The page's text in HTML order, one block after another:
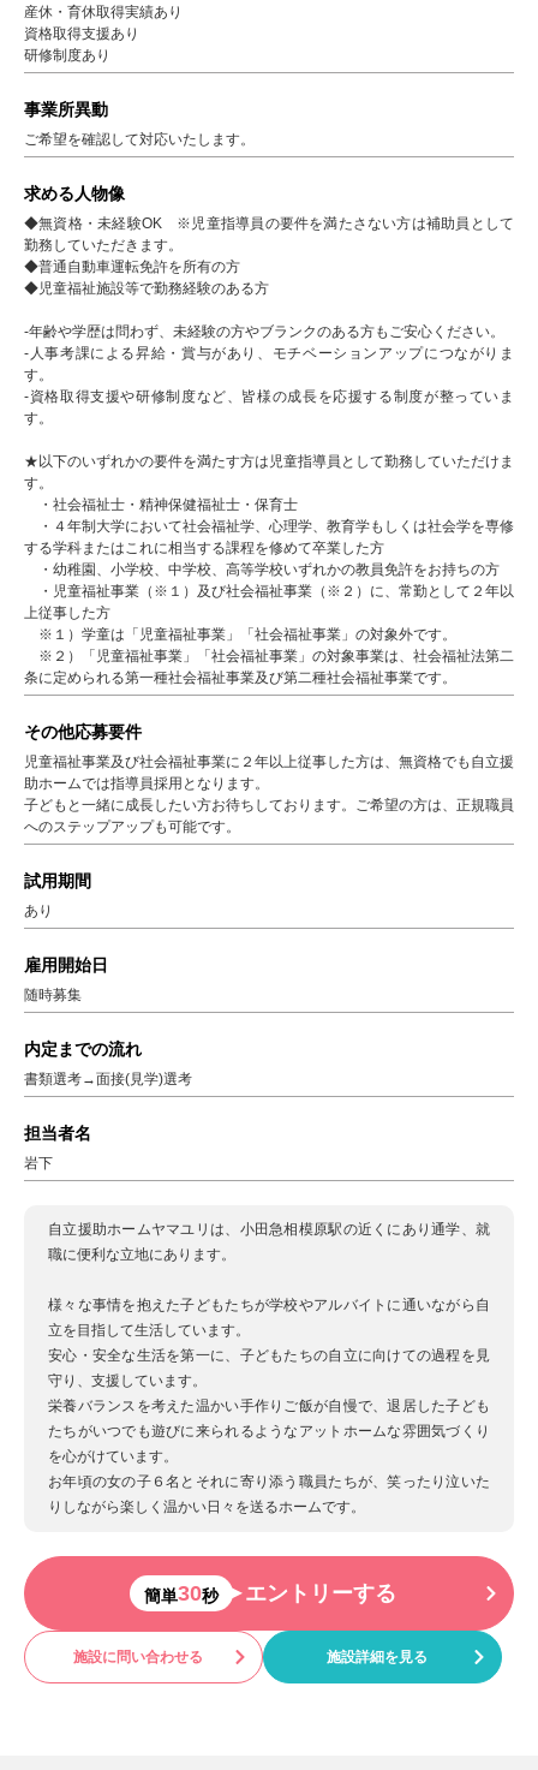
産休・育休取得実績あり
資格取得支援あり
研修制度あり
事業所異動
ご希望を確認して対応いたします。
求める人物像
◆無資格・未経験OK ※児童指導員の要件を満たさない方は補助員として
勤務していただきます。
◆普通自動車運転免許を所有の方
◆児童福祉施設等で勤務経験のある方
-年齢や学歴は問わず、未経験の方やブランクのある方もご安心ください。
-人事考課による昇給・賞与があり、モチベーションアップにつながりま
す。
-資格取得支援や研修制度など、皆様の成長を応援する制度が整っていま
す。
★以下のいずれかの要件を満たす方は児童指導員として勤務していただけま
す。
・社会福祉士・精神保健福祉士・保育士
・４年制大学において社会福祉学、心理学、教育学もしくは社会学を専修
する学科またはこれに相当する課程を修めて卒業した方
・幼稚園、小学校、中学校、高等学校いずれかの教員免許をお持ちの方
・児童福祉事業（※１）及び社会福祉事業（※２）に、常勤として２年以
上従事した方
※１）学童は「児童福祉事業」「社会福祉事業」の対象外です。
※２）「児童福祉事業」「社会福祉事業」の対象事業は、社会福祉法第二
条に定められる第一種社会福祉事業及び第二種社会福祉事業です。
その他応募要件
児童福祉事業及び社会福祉事業に２年以上従事した方は、無資格でも自立援
助ホームでは指導員採用となります。
子どもと一緒に成長したい方お待ちしております。ご希望の方は、正規職員
へのステップアップも可能です。
試用期間
あり
雇用開始日
随時募集
内定までの流れ
書類選考→面接(見学)選考
担当者名
岩下
自立援助ホームヤマユリは、小田急相模原駅の近くにあり通学、就
職に便利な立地にあります。
様々な事情を抱えた子どもたちが学校やアルバイトに通いながら自
立を目指して生活しています。
安心・安全な生活を第一に、子どもたちの自立に向けての過程を見
守り、支援しています。
栄養バランスを考えた温かい手作りご飯が自慢で、退居した子ども
たちがいつでも遊びに来られるようなアットホームな雰囲気づくり
を心がけています。
お年頃の女の子６名とそれに寄り添う職員たちが、笑ったり泣いた
りしながら楽しく温かい日々を送るホームです。
簡単30秒 エントリーする
施設に問い合わせる 施設詳細を見る